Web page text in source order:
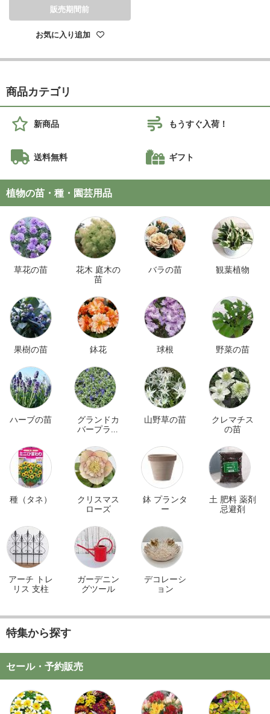
お気に入り追加
販売期間前
商品カテゴリ
新商品 もうすぐ入荷！
送料無料 ギフト
植物の苗・種・園芸用品
草花の苗
花木 庭木の
苗
バラの苗 観葉植物
果樹の苗 鉢花 球根 野菜の苗
ハーブの苗
グランドカ
バープラン
山野草の苗
クレマチス
の苗
種（タネ）
クリスマス
ローズ
鉢 プランタ
ー
土 肥料 薬剤
忌避剤
アーチ トレ
リス 支柱
ガーデニン
グツール
デコレーシ
ョン
特集から探す
セール・予約販売